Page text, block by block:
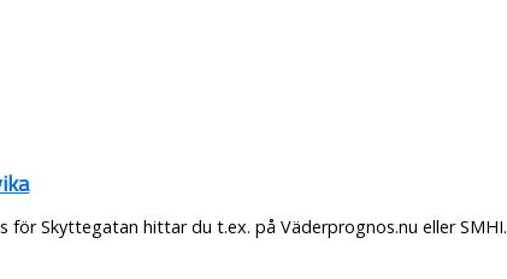
för Skyttegatan hittar du t.ex. på Väderprognos.nu eller SMHI.